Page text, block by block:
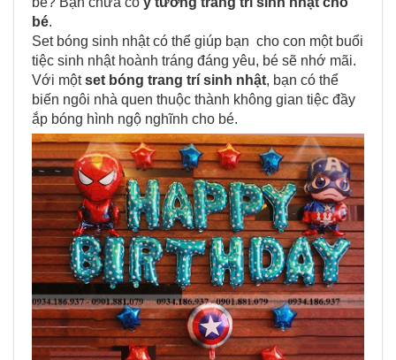
bé.
Set bóng sinh nhật có thể giúp bạn cho con một buổi
tiệc sinh nhật hoành tráng đáng yêu, bé sẽ nhớ mãi.
Với mộtset bóng trang trí sinh nhật, bạn có thể
biến ngôi nhà quen thuộc thành không gian tiệc đầy
ắp bóng hình ngộ nghĩnh cho bé.